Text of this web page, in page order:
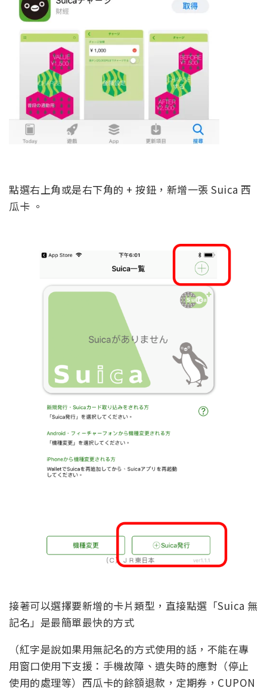
點選右上角或是右下角的 + 按鈕，新增一張 Suica 西
瓜卡 。
接著可以選擇要新增的卡片類型，直接點選「Suica 無
記名」是最簡單最快的方式
（紅字是說如果用無記名的方式使用的話，不能在專
用窗口使用下支援：手機故障、遺失時的應對（停止
使用的處理等）西瓜卡的餘額退款，定期券，CUPON